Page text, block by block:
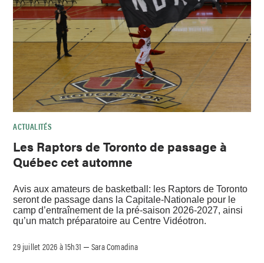
ACTUALITÉS
Les Raptors de Toronto de passage à
Québec cet automne
Avis aux amateurs de basketball: les Raptors de Toronto
seront de passage dans la Capitale-Nationale pour le
camp d’entraînement de la pré-saison 2026-2027, ainsi
qu’un match préparatoire au Centre Vidéotron.
29 juillet 2026 à 15h31 –Sara Comadina